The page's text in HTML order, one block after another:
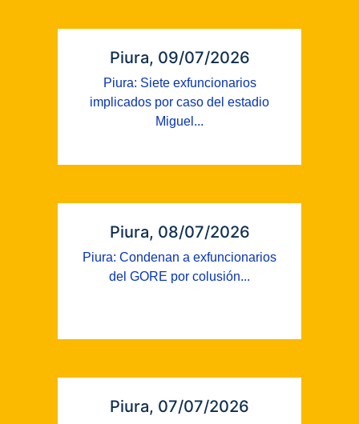
Piura, 09/07/2026
Piura: Siete exfuncionarios
implicados por caso del estadio
Miguel...
Piura, 08/07/2026
Piura: Condenan a exfuncionarios
del GORE por colusión...
Piura, 07/07/2026